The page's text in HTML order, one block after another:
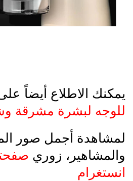
يمكنك الاطلاع أيضاً
للوجه لبشرة مشرقة
لمشاهدة أجمل صور
والمشاهير، زوري
انستغرام